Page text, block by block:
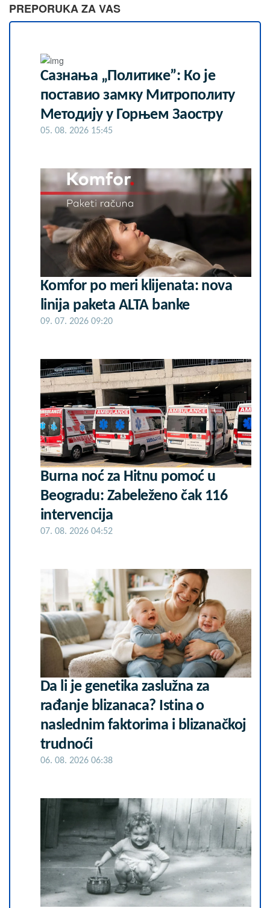
PREPORUKA ZA VAS
Сазнања „Политике”: Ко је
поставио замку Митрополиту
Методију у Горњем Заостру
05. 08. 2026 15:45
Komfor po meri klijenata: nova
linija paketa ALTA banke
09. 07. 2026 09:20
Burna noć za Hitnu pomoć u
Beogradu: Zabeleženo čak 116
intervencija
07. 08. 2026 04:52
Da li je genetika zaslužna za
rađanje blizanaca? Istina o
naslednim faktorima i blizanačkoj
trudnoći
06. 08. 2026 06:38